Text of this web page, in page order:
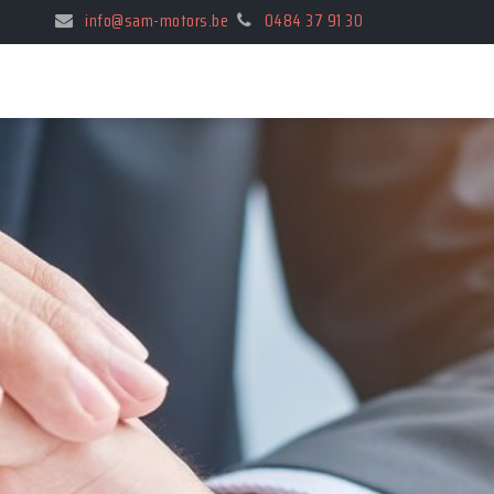
info@sam-motors.be 0484 37 91 30